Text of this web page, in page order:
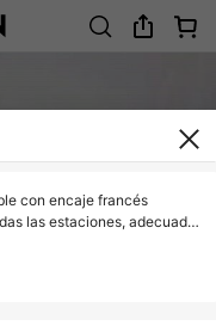
con encaje francés
las estaciones, adecuado
restaurantes, fiestas,
regalo del Día del Padre,
para amigos